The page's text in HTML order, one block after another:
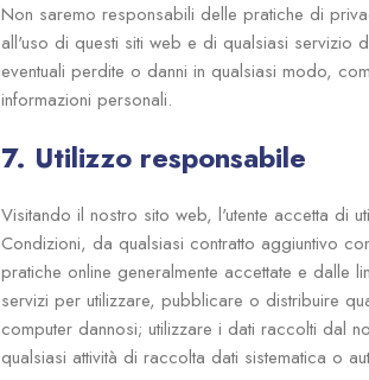
Non saremo responsabili delle pratiche di
all'uso di questi siti web e di qualsiasi servizio
eventuali perdite o danni in qualsiasi modo,
informazioni personali.
7. Utilizzo responsabile
Visitando il nostro sito web, l'utente accetta di
Condizioni, da qualsiasi contratto aggiuntivo
pratiche online generalmente accettate e dalle
servizi per utilizzare, pubblicare o distribuire
computer dannosi; utilizzare i dati raccolti dal
qualsiasi attività di raccolta dati sistematica o